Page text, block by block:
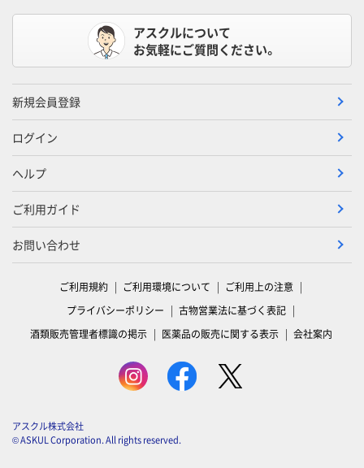
アスクルについて
お気軽にご質問ください。
新規会員登録
ログイン
ヘルプ
ご利用ガイド
お問い合わせ
ご利用規約 ご利用環境について
ご利用上の注意
プライバシーポリシー
古物営業法に基づく表記
酒類販売管理者標識の掲示
医薬品の販売に関する表示 会社案内
アスクル株式会社
© ASKUL Corporation. All rights reserved.